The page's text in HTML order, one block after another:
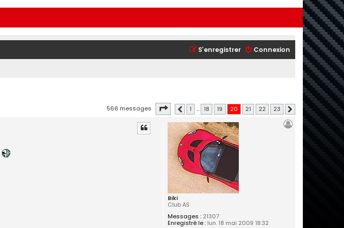
Connexion
S’enregistrer
566 messages Page 20 23
Précédente
1 … 18 19 20 21 22 23 Suivante
Biki
Club AS
Messages :21307
Enregistré le :lun. 18 mai 2009 18:32